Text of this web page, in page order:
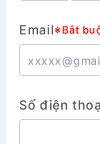
Email※Bắt
Số điện